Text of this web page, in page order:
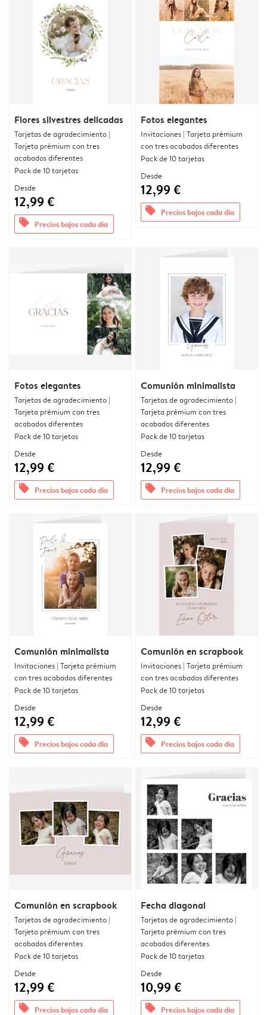
Flores silvestres delicadas
Tarjetas de agradecimiento |
Tarjeta prémium con tres
acabados diferentes
Pack de 10 tarjetas
Desde
12,99 €
offers Precios bajos cada día
Fotos elegantes
Invitaciones | Tarjeta prémium
con tres acabados diferentes
Pack de 10 tarjetas
Desde
12,99 €
offers Precios bajos cada día
Fotos elegantes
Tarjetas de agradecimiento |
Tarjeta prémium con tres
acabados diferentes
Pack de 10 tarjetas
Desde
12,99 €
offers Precios bajos cada día
Comunión minimalista
Tarjetas de agradecimiento |
Tarjeta prémium con tres
acabados diferentes
Pack de 10 tarjetas
Desde
12,99 €
offers Precios bajos cada día
Comunión minimalista
Invitaciones | Tarjeta prémium
con tres acabados diferentes
Pack de 10 tarjetas
Desde
12,99 €
offers Precios bajos cada día
Comunión en scrapbook
Invitaciones | Tarjeta prémium
con tres acabados diferentes
Pack de 10 tarjetas
Desde
12,99 €
offers Precios bajos cada día
Comunión en scrapbook
Tarjetas de agradecimiento |
Tarjeta prémium con tres
acabados diferentes
Pack de 10 tarjetas
Desde
12,99 €
offers Precios bajos cada día
Fecha diagonal
Tarjetas de agradecimiento |
Tarjeta prémium con tres
acabados diferentes
Pack de 10 tarjetas
Desde
10,99 €
offers Precios bajos cada día